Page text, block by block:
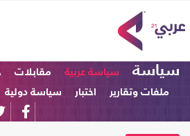
سياسة سياسة عربية مقابلات
ملفات وتقارير
اختبار سياسة دولية